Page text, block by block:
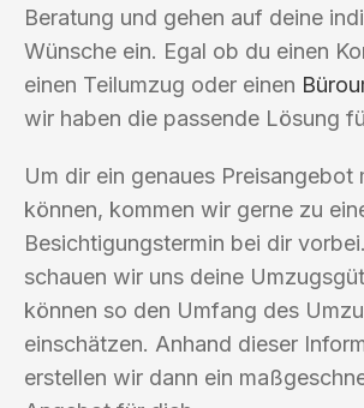
Beratung und gehen auf deine
Wünsche ein. Egal ob du einen
einen Teilumzug oder einen
wir haben die passende Lösung
Um dir ein genaues Preisangebot
können, kommen wir gerne zu
Besichtigungstermin bei dir
schauen wir uns deine
können so den Umfang des
einschätzen. Anhand dieser
erstellen wir dann ein